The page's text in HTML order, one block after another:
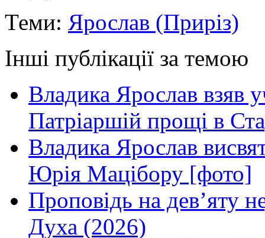
Теми: Ярослав (Приріз)
Інші публікації за темою
Владика Ярослав взяв
Патріаршій прощі в
Владика Ярослав
Юрія Мацібору [фото]
Проповідь на дев’яту
Духа (2026)